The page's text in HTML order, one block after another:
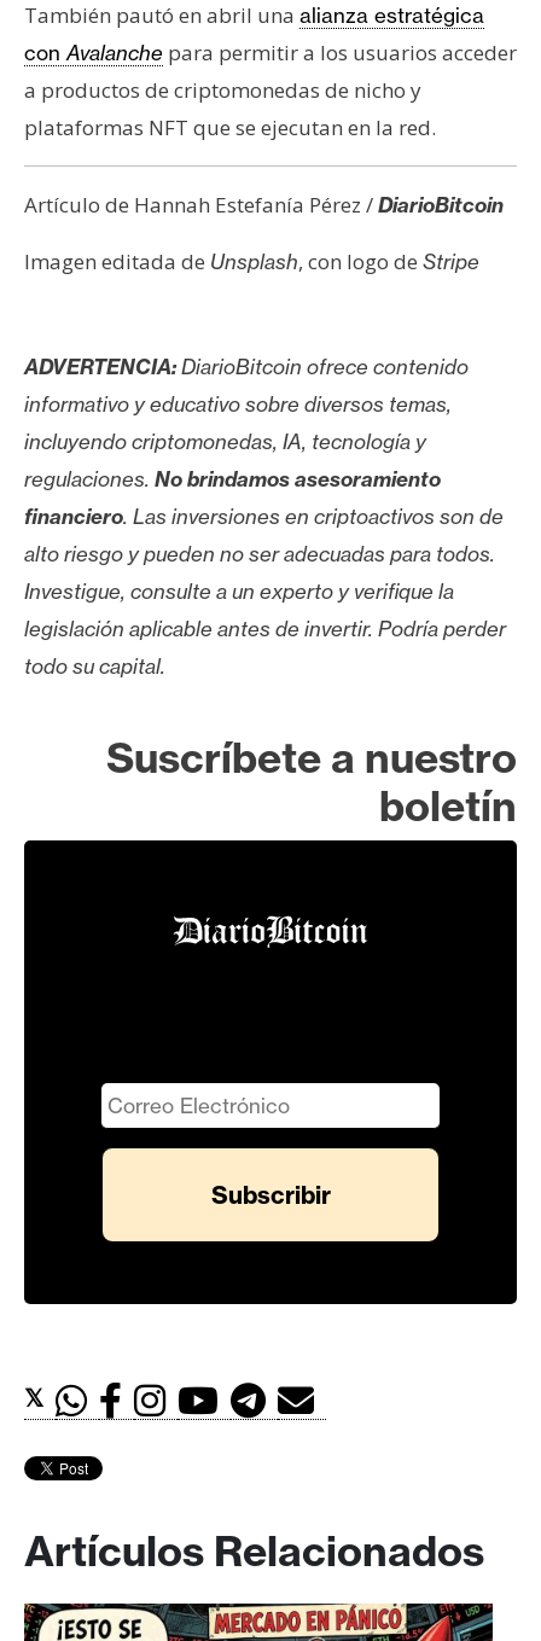
También pautó en abril una alianza estratégica
conAvalanche para permitir a los usuarios acceder
a productos de criptomonedas de nicho y
plataformas NFT que se ejecutan en la red.
Artículo de Hannah Estefanía Pérez /DiarioBitcoin
Imagen editada de Unsplash, con logo de Stripe
ADVERTENCIA:DiarioBitcoin ofrece contenido
informativo y educativo sobre diversos temas,
incluyendo criptomonedas, IA, tecnología y
regulaciones. No brindamos asesoramiento
financiero. Las inversiones en criptoactivos son de
alto riesgo y pueden no ser adecuadas para todos.
Investigue, consulte a un experto y verifique la
legislación aplicable antes de invertir. Podría perder
todo su capital.
Suscríbete a nuestro
boletín
𝕏
Artículos Relacionados